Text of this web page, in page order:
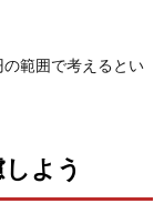
範囲で考えるとい
よう